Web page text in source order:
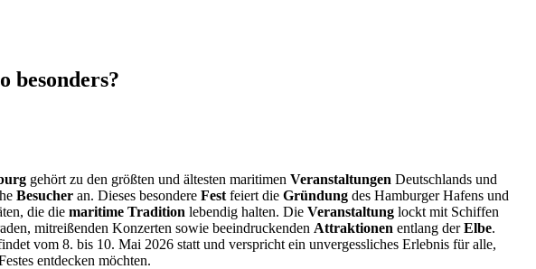
besonders?
gehört zu den größten und ältesten maritimen Veranstaltungen Deutschlands und
Besucher an. Dieses besondere Fest feiert die Gründung des Hamburger Hafens und
die die maritime Tradition lebendig halten. Die Veranstaltung lockt mit Schiffen
mitreißenden Konzerten sowie beeindruckenden Attraktionen entlang derElbe.
vom 8. bis 10. Mai 2026 statt und verspricht ein unvergessliches Erlebnis für alle,
entdecken möchten.